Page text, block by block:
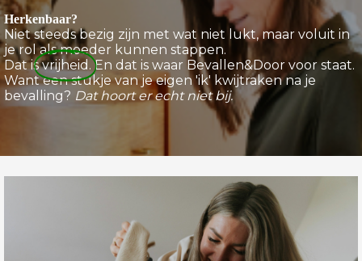
Herkenbaar?
Niet steeds bezig zijn met wat niet lukt, maar voluit in
je rol als moeder kunnen stappen.
Dat isvrijheid . En dat is waar Bevallen&Door voor staat.
Want een stukje van je eigen 'ik' kwijtraken na je
bevalling? Dat hoort er echt niet bij.